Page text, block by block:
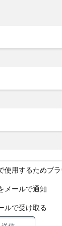
使用するためブ
メールで通知
ルで受け取る